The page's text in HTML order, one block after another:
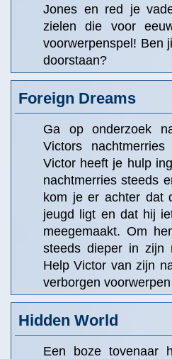
Jones en red je
zielen die voor
voorwerpenspel! Ben
doorstaan?
Foreign Dreams
Ga op onderzoek
Victors
Victor heeft je hulp
nachtmerries steeds
kom je er achter dat
jeugd ligt en dat hij
meegemaakt. Om
steeds dieper in zijn
Help Victor van zijn
verborgen
Hidden World
Een boze tovenaar